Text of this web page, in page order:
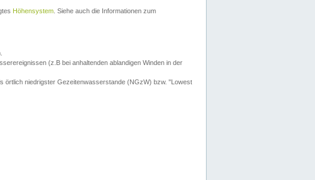
Höhensystem . Siehe auch die Informationen zum
(z.B bei anhaltenden ablandigen Winden in der
örtlich niedrigster Gezeitenwasserstande (NGzW) bzw. "Lowest